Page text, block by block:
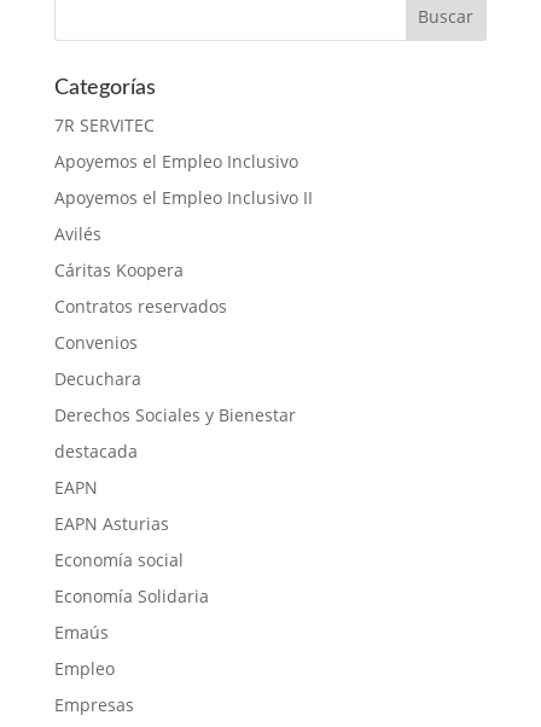
Categorías
7R SERVITEC
Apoyemos el Empleo Inclusivo
Apoyemos el Empleo Inclusivo II
Avilés
Cáritas Koopera
Contratos reservados
Convenios
Decuchara
Derechos Sociales y Bienestar
destacada
EAPN
EAPN Asturias
Economía social
Economía Solidaria
Emaús
Empleo
Empresas